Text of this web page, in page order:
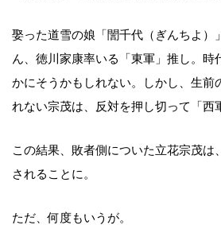
娶った道雪の娘「誾千代（ぎんちよ）
ん、徳川家康率いる「東軍」推し。時
かにそうかもしれない。しかし、生前
れない宗茂は、反対を押し切って「西
この結果、敗者側についた立花宗茂は
されることに。
ただ、何度もいうが。